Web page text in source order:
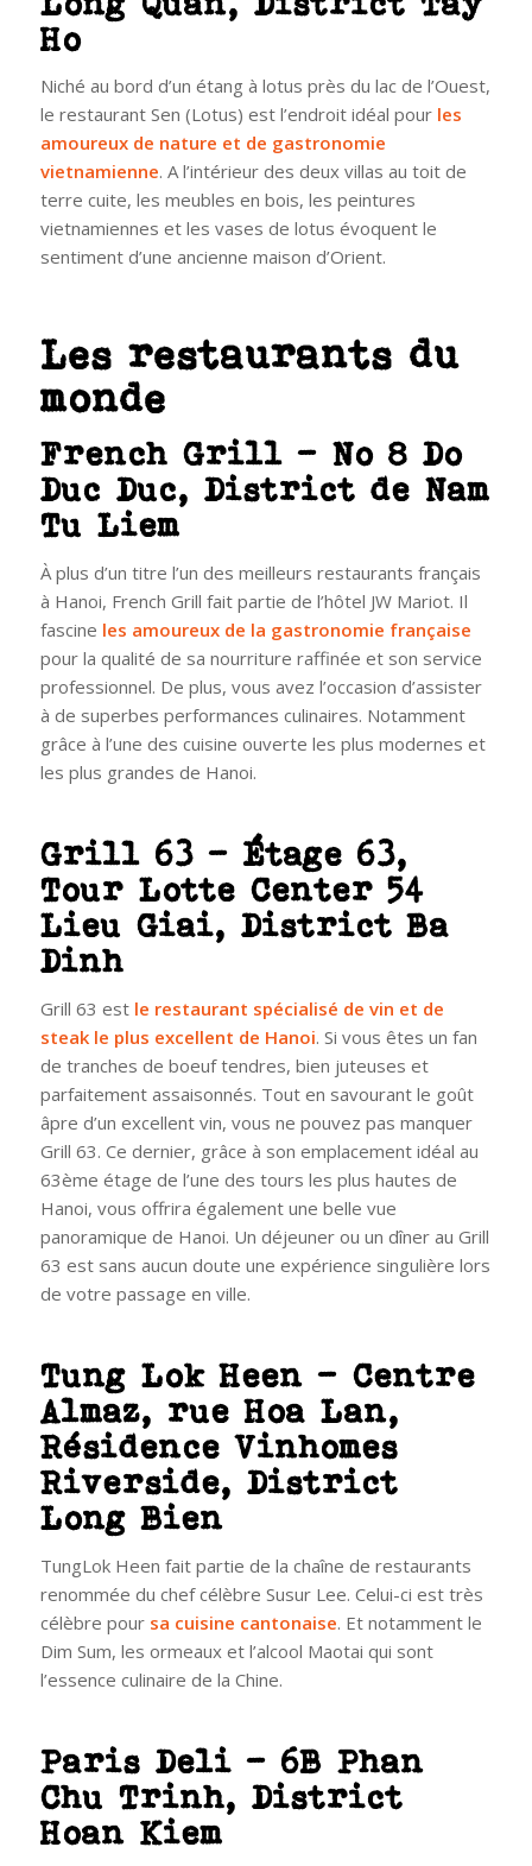
Ho
Niché au bord d’un étang à lotus près du lac de l’Ouest,
le restaurant Sen (Lotus) est l’endroit idéal pour les
amoureux de nature et de gastronomie
vietnamienne. A l’intérieur des deux villas au toit de
terre cuite, les meubles en bois, les peintures
vietnamiennes et les vases de lotus évoquent le
sentiment d’une ancienne maison d’Orient.
Les restaurants du
monde
French Grill – No 8 Do
Duc Duc, District de Nam
Tu Liem
À plus d’un titre l’un des meilleurs restaurants français
à Hanoi, French Grill fait partie de l’hôtel JW Mariot. Il
fascine les amoureux de la gastronomie française
pour la qualité de sa nourriture raffinée et son service
professionnel. De plus, vous avez l’occasion d’assister
à de superbes performances culinaires. Notamment
grâce à l’une des cuisine ouverte les plus modernes et
les plus grandes de Hanoi.
Grill 63 – Étage 63,
Tour Lotte Center 54
Lieu Giai, District Ba
Dinh
Grill 63 est le restaurant spécialisé de vin et de
steak le plus excellent de Hanoi. Si vous êtes un fan
de tranches de boeuf tendres, bien juteuses et
parfaitement assaisonnés. Tout en savourant le goût
âpre d’un excellent vin, vous ne pouvez pas manquer
Grill 63. Ce dernier, grâce à son emplacement idéal au
63ème étage de l’une des tours les plus hautes de
Hanoi, vous offrira également une belle vue
panoramique de Hanoi. Un déjeuner ou un dîner au Grill
63 est sans aucun doute une expérience singulière lors
de votre passage en ville.
Tung Lok Heen – Centre
Almaz, rue Hoa Lan,
Résidence Vinhomes
Riverside, District
Long Bien
TungLok Heen fait partie de la chaîne de restaurants
renommée du chef célèbre Susur Lee. Celui-ci est très
célèbre pour sa cuisine cantonaise. Et notamment le
Dim Sum, les ormeaux et l’alcool Maotai qui sont
l’essence culinaire de la Chine.
Paris Deli – 6B Phan
Chu Trinh, District
Hoan Kiem